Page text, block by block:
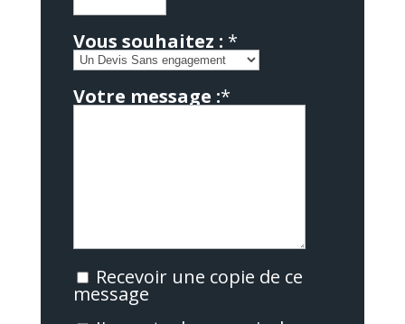
Vous souhaitez : *
Votre message :*
Recevoir une copie de ce
message